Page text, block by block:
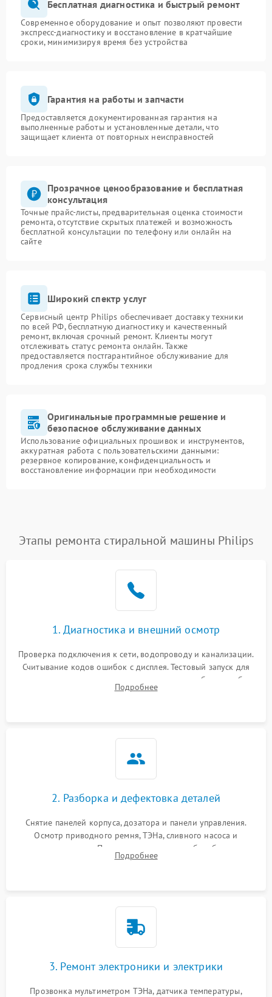
Бесплатная диагностика и быстрый ремонт
Современное оборудование и опыт позволяют провести
экспресс-диагностику и восстановление в кратчайшие
сроки, минимизируя время без устройства
Гарантия на работы и запчасти
Предоставляется документированная гарантия на
выполненные работы и установленные детали, что
защищает клиента от повторных неисправностей
Прозрачное ценообразование и бесплатная
консультация
Точные прайс-листы, предварительная оценка стоимости
ремонта, отсутствие скрытых платежей и возможность
бесплатной консультации по телефону или онлайн на
сайте
Широкий спектр услуг
Сервисный центр Philips обеспечивает доставку техники
по всей РФ, бесплатную диагностику и качественный
ремонт, включая срочный ремонт. Клиенты могут
отслеживать статус ремонта онлайн. Также
предоставляется постгарантийное обслуживание для
продления срока службы техники
Оригинальные программные решение и
безопасное обслуживание данных
Использование официальных прошивок и инструментов,
аккуратная работа с пользовательскими данными:
резервное копирование, конфиденциальность и
восстановление информации при необходимости
Этапы ремонта стиральной машины Philips
1. Диагностика и внешний осмотр
Проверка подключения к сети, водопроводу и канализации.
Считывание кодов ошибок с дисплея. Тестовый запуск для
выявления посторонних шумов, протечек или сбоев в работе
электронного модуля управления.
Подробнее
2. Разборка и дефектовка деталей
Снятие панелей корпуса, дозатора и панели управления.
Осмотр приводного ремня, ТЭНа, сливного насоса и
амортизаторов. Проверка подшипников барабана и
крестовины на износ, а манжеты люка на разрывы.
Подробнее
3. Ремонт электроники и электрики
Прозвонка мультиметром ТЭНа, датчика температуры,